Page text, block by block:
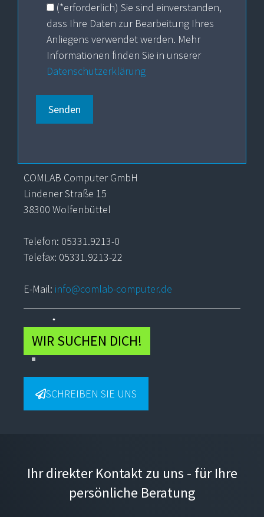
(*erforderlich) Sie sind einverstanden,
dass Ihre Daten zur Bearbeitung Ihres
Anliegens verwendet werden. Mehr
Informationen finden Sie in unserer
Datenschutzerklärung
COMLAB Computer GmbH
Lindener Straße 15
38300 Wolfenbüttel
Telefon: 05331.9213-0
Telefax: 05331.9213-22
E-Mail: info@comlab-computer.de
WIR SUCHEN DICH!
SCHREIBEN SIE UNS
Ihr direkter Kontakt zu uns - für Ihre
persönliche Beratung